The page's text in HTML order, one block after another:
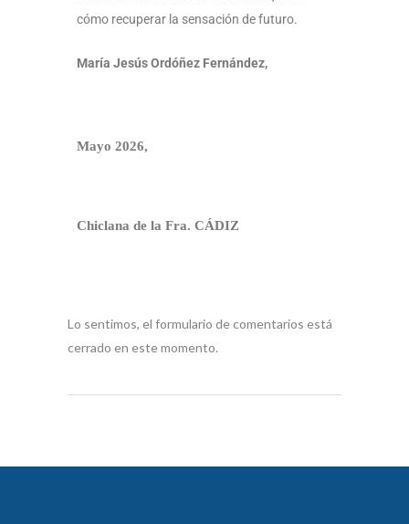
cómo recuperar la sensación de futuro.
María Jesús Ordóñez Fernández,
Mayo 2026,
Chiclana de la Fra. CÁDIZ
Lo sentimos, el formulario de comentarios está
cerrado en este momento.